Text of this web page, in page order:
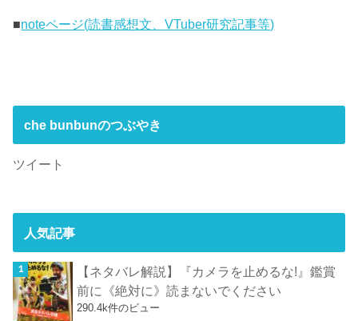
■noteページ(読書感想文、VTuber研究記事等)
che bunbunのつぶやき
ツイート
人気記事
【ネタバレ解説】『カメラを止めるな!』鑑賞
前に《絶対に》読まないでください
290.4k件のビュー